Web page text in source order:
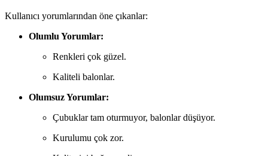
Kullanıcı yorumlarından öne çıkanlar:
Olumlu Yorumlar:
Renkleri çok güzel.
Kaliteli balonlar.
Olumsuz Yorumlar:
Çubuklar tam oturmuyor, balonlar düşüyor.
Kurulumu çok zor.